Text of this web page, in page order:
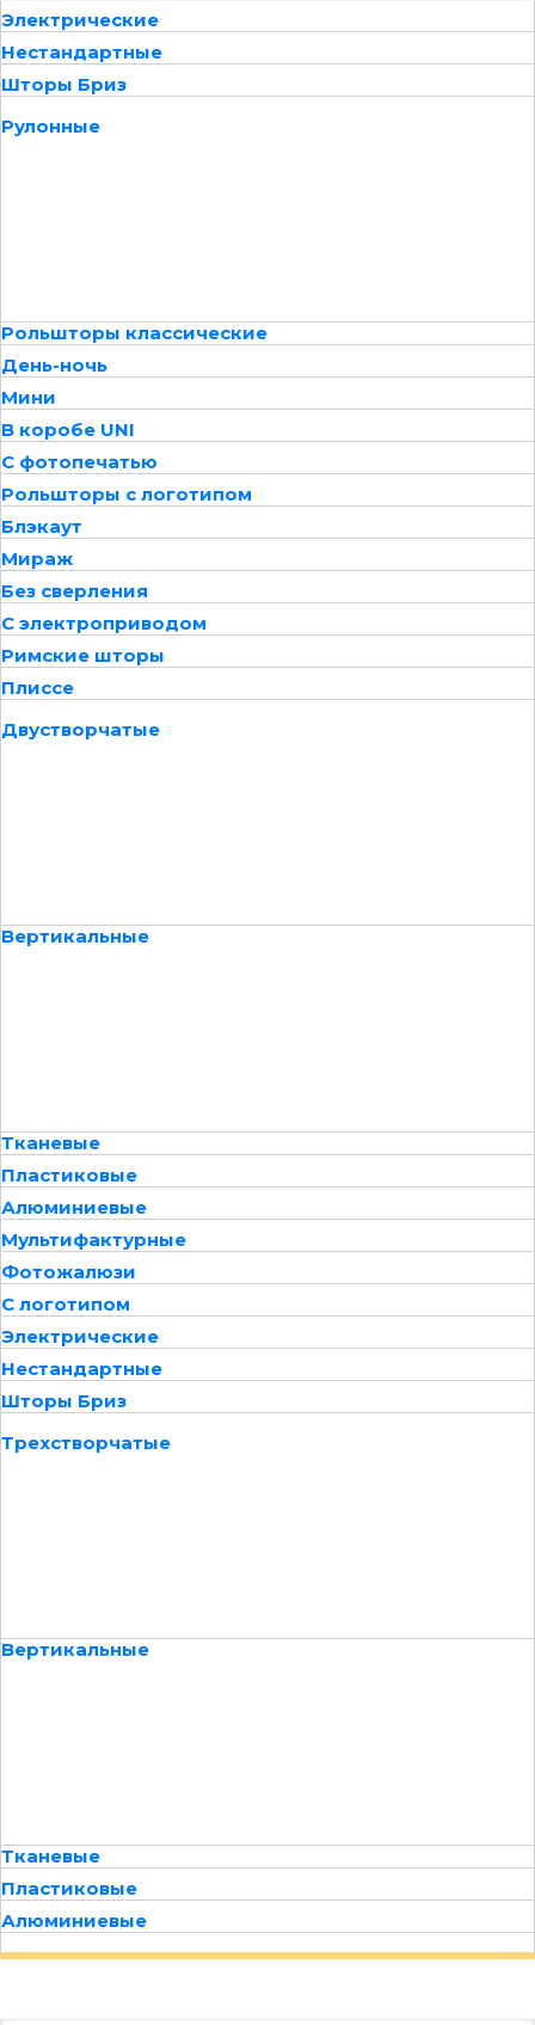
Электрические
Нестандартные
Шторы Бриз
Рулонные
Рольшторы классические
День-ночь
Мини
В коробе UNI
С фотопечатью
Рольшторы с логотипом
Блэкаут
Мираж
Без сверления
С электроприводом
Римские шторы
Плиссе
Двустворчатые
Вертикальные
Тканевые
Пластиковые
Алюминиевые
Мультифактурные
Фотожалюзи
С логотипом
Электрические
Нестандартные
Шторы Бриз
Трехстворчатые
Вертикальные
Тканевые
Пластиковые
Алюминиевые